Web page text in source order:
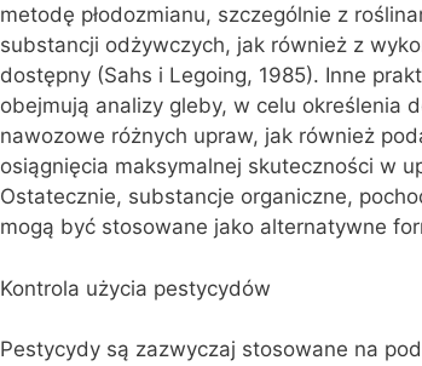
metodę płodozmianu, szczególnie z
substancji odżywczych, jak również z
dostępny (Sahs i Legoing, 1985). Inne
obejmują analizy gleby, w celu określenia
nawozowe różnych upraw, jak również
osiągnięcia maksymalnej skuteczności w
Ostatecznie, substancje organiczne,
mogą być stosowane jako alternatywne
Kontrola użycia pestycydów
Pestycydy są zazwyczaj stosowane na